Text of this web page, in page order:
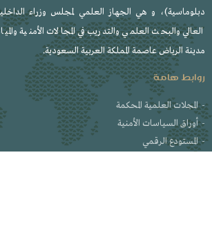
دبلوماسية)، و هي الجهاز العلمي لمجلس وزراء
العالي والبحث العلمي والتدريب في المجالات الأمنية
مدينة الرياض عاصمة المملكة العربية السعودية.
روابط هامة
المجلات العلمية المحكمة
أوراق السياسات الأمنية
المستودع الرقمي